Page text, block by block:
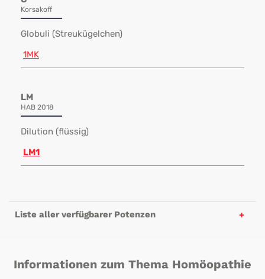
Korsakoff
Globuli (Streukügelchen)
1MK
LM
HAB 2018
Dilution (flüssig)
LM1
Liste aller verfügbarer Potenzen
Informationen zum Thema Homöopathie